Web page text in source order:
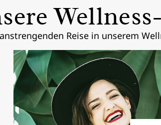
Reise in unserem